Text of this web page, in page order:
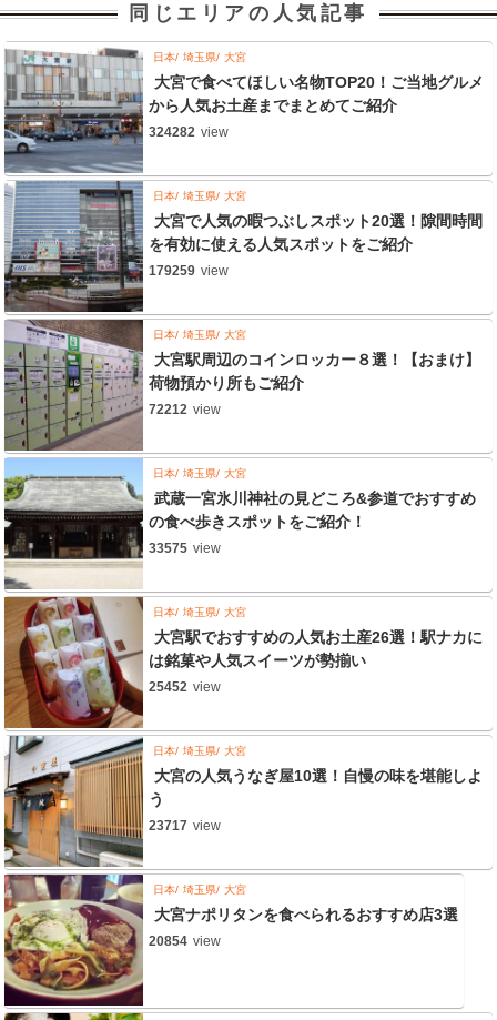
同じエリアの人気記事
日本 埼玉県 大宮
大宮で食べてほしい名物TOP20！ご当地グルメ
から人気お土産までまとめてご紹介
324282 view
日本 埼玉県 大宮
大宮で人気の暇つぶしスポット20選！隙間時間
を有効に使える人気スポットをご紹介
179259 view
日本 埼玉県 大宮
大宮駅周辺のコインロッカー８選！【おまけ】
荷物預かり所もご紹介
72212 view
日本 埼玉県 大宮
武蔵一宮氷川神社の見どころ&参道でおすすめ
の食べ歩きスポットをご紹介！
33575 view
日本 埼玉県 大宮
大宮駅でおすすめの人気お土産26選！駅ナカに
は銘菓や人気スイーツが勢揃い
25452 view
日本 埼玉県 大宮
大宮の人気うなぎ屋10選！自慢の味を堪能しよ
う
23717 view
日本 埼玉県 大宮
大宮ナポリタンを食べられるおすすめ店3選
20854 view